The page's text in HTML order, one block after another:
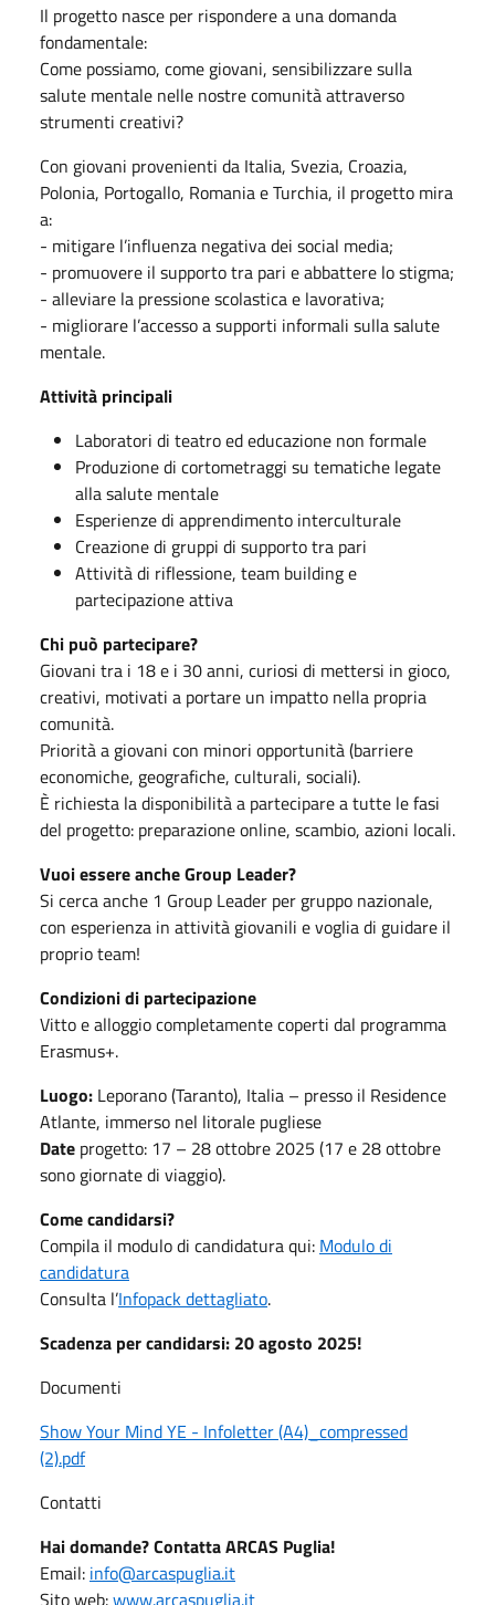
Il progetto nasce per rispondere a una domanda
fondamentale:
Come possiamo, come giovani, sensibilizzare sulla
salute mentale nelle nostre comunità attraverso
strumenti creativi?
Con giovani provenienti da Italia, Svezia, Croazia,
Polonia, Portogallo, Romania e Turchia, il progetto mira
a:
- mitigare l’influenza negativa dei social media;
- promuovere il supporto tra pari e abbattere lo stigma;
- alleviare la pressione scolastica e lavorativa;
- migliorare l’accesso a supporti informali sulla salute
mentale.
Attività principali
Laboratori di teatro ed educazione non formale
Produzione di cortometraggi su tematiche legate
alla salute mentale
Esperienze di apprendimento interculturale
Creazione di gruppi di supporto tra pari
Attività di riflessione, team building e
partecipazione attiva
Chi può partecipare?
Giovani tra i 18 e i 30 anni, curiosi di mettersi in gioco,
creativi, motivati a portare un impatto nella propria
comunità.
Priorità a giovani con minori opportunità (barriere
economiche, geografiche, culturali, sociali).
È richiesta la disponibilità a partecipare a tutte le fasi
del progetto: preparazione online, scambio, azioni locali.
Vuoi essere anche Group Leader?
Si cerca anche 1 Group Leader per gruppo nazionale,
con esperienza in attività giovanili e voglia di guidare il
proprio team!
Condizioni di partecipazione
Vitto e alloggio completamente coperti dal programma
Erasmus+.
Luogo: Leporano (Taranto), Italia – presso il Residence
Atlante, immerso nel litorale pugliese
Date progetto: 17 – 28 ottobre 2025 (17 e 28 ottobre
sono giornate di viaggio).
Come candidarsi?
Compila il modulo di candidatura qui: Modulo di
candidatura
Consulta l’Infopack dettagliato.
Scadenza per candidarsi: 20 agosto 2025!
Documenti
Show Your Mind YE - Infoletter (A4)_compressed
(2).pdf
Contatti
Hai domande? Contatta ARCAS Puglia!
Email: info@arcaspuglia.it
Sito web:www.arcaspuglia.it